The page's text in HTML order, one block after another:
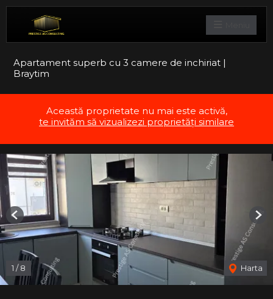
Apartament superb cu 3 camere de inchiriat |
Braytim
Această proprietate nu mai este activă,
te invităm să vizualizezi proprietăți similare
1 /8 Harta
Previous